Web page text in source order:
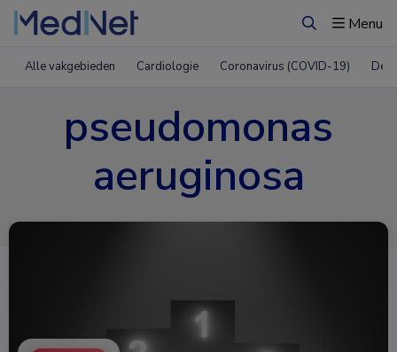
ZoekenMenu
Alle vakgebieden Cardiologie Coronavirus (COVID-19)
pseudomonas
aeruginosa